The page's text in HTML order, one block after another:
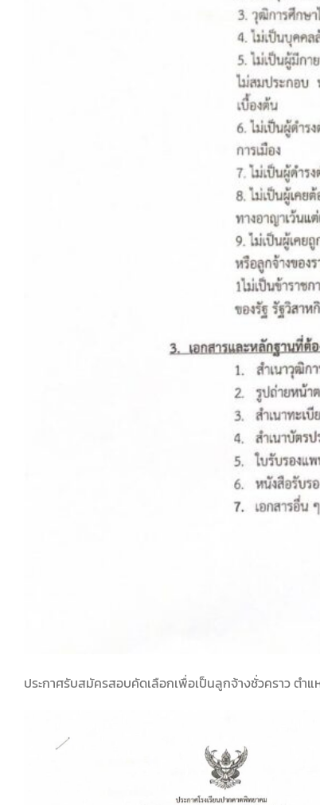
ประกาศรับสมัครสอบคัดเลือกเพื่อเป็นลูกจ้างชั่วคราว ตำ